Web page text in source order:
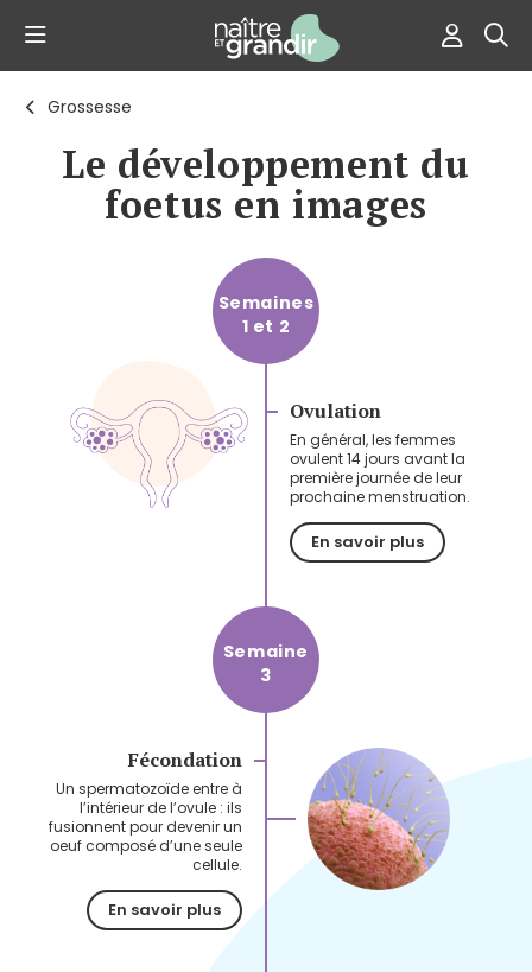
Grossesse
Le développement du
foetus en images
Semaines
1 et 2
Ovulation
En général, les femmes
ovulent 14 jours avant la
première journée de leur
prochaine menstruation.
En savoir plus
Semaine
3
Fécondation
Un spermatozoïde entre à
l’intérieur de l’ovule : ils
fusionnent pour devenir un
oeuf composé d’une seule
cellule.
En savoir plus